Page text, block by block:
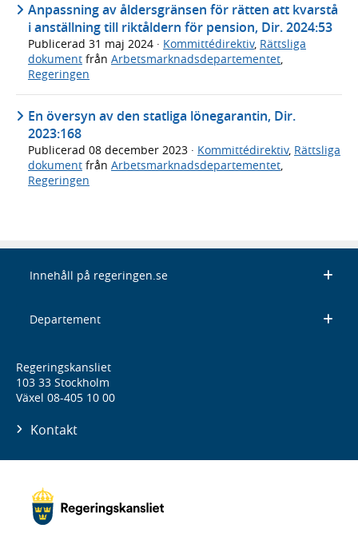
Anpassning av åldersgränsen för rätten att kvarstå
i anställning till riktåldern för pension, Dir. 2024:53
Publicerad 31 maj 2024 · Kommittédirektiv, Rättsliga
dokument från Arbetsmarknadsdepartementet,
Regeringen
En översyn av den statliga lönegarantin, Dir.
2023:168
Publicerad 08 december 2023 · Kommittédirektiv, Rättsliga
dokument från Arbetsmarknadsdepartementet,
Regeringen
Innehåll på regeringen.se
Departement
Regeringskansliet
103 33 Stockholm
Växel 08-405 10 00
Kontakt